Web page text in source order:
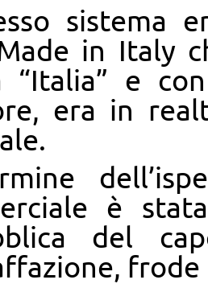
sistema
in Italy
“Italia” e
era in
è
del
frode